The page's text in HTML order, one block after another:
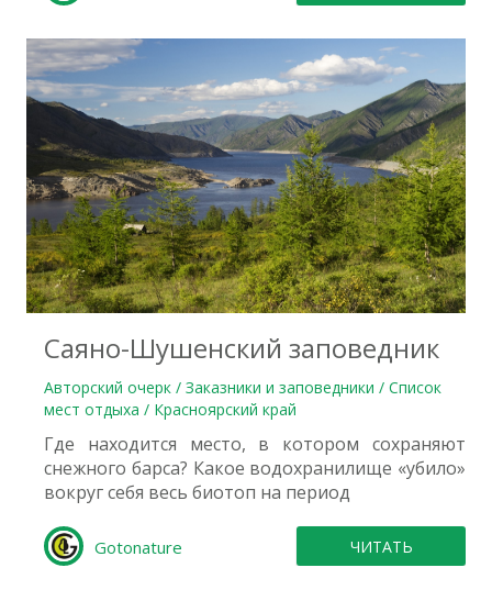
0
Саяно-Шушенский заповедник
Авторский очерк / Заказники и заповедники / Список
мест отдыха / Красноярский край
Где находится место, в котором сохраняют
снежного барса? Какое водохранилище «убило»
вокруг себя весь биотоп на период
Gotonature ЧИТАТЬ